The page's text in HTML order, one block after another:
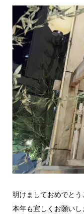
明けましておめでとう
本年も宜しくお願い